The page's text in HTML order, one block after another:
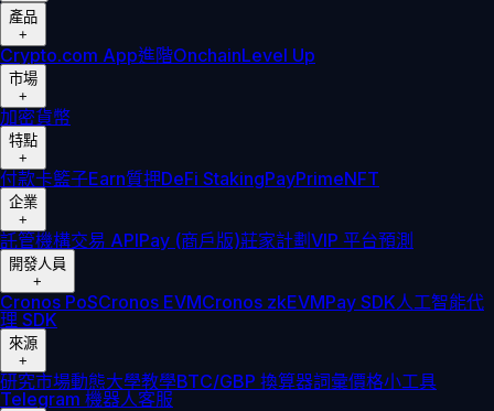
產品
+
Crypto.com App進階OnchainLevel Up
市場
+
加密貨幣
特點
+
付款卡籃子Earn質押DeFi StakingPayPrimeNFT
企業
+
託管機構交易 APIPay (商戶版)莊家計劃VIP 平台預測
開發人員
+
Cronos PoSCronos EVMCronos zkEVMPay SDK人工智能代
理 SDK
來源
+
研究市場動態大學教學BTC/GBP 換算器詞彙價格小工具
Telegram 機器人客服